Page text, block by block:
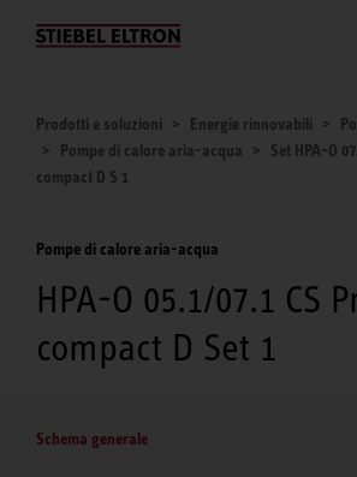
Chi siamo
Prodotti e soluzioni Energie rinnovabili
Pompe di calore aria-acqua
Set HPA-O
compact D S 1
Pompe di calore aria-acqua
HPA-O 05.1/07.1 CS
compact D Set 1
Schema generale